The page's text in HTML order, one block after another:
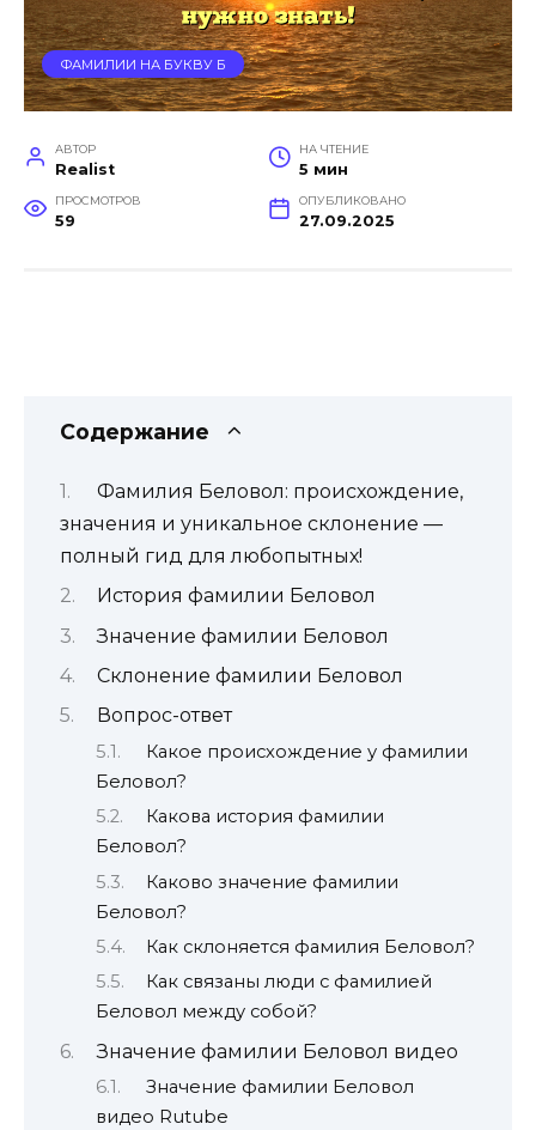
ФАМИЛИИ НА БУКВУ Б
АВТОР
Realist
НА ЧТЕНИЕ
5 мин
ПРОСМОТРОВ
59
ОПУБЛИКОВАНО
27.09.2025
Содержание
Фамилия Беловол: происхождение,
значения и уникальное склонение —
полный гид для любопытных!
История фамилии Беловол
Значение фамилии Беловол
Склонение фамилии Беловол
Вопрос-ответ
Какое происхождение у фамилии
Беловол?
Какова история фамилии
Беловол?
Каково значение фамилии
Беловол?
Как склоняется фамилия Беловол?
Как связаны люди с фамилией
Беловол между собой?
Значение фамилии Беловол видео
Значение фамилии Беловол
видео Rutube